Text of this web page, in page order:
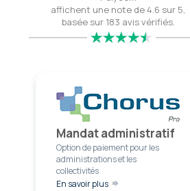
affichent une note de 4.6 sur 5,
basée sur 183 avis vérifiés.
Mandat administratif
Option de paiement pour les
administrations et les
collectivités
En savoir plus